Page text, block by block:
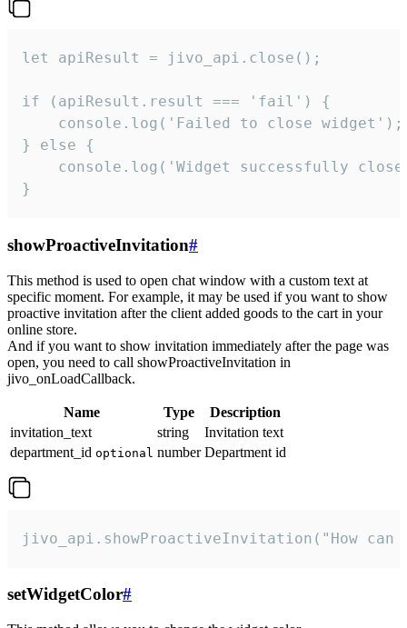
let apiResult = jivo_api.close();
if (apiResult.result === 'fail') {
    console.log('Failed to close widget');
} else {
console.log('Widget successfully
}
showProactiveInvitation#
This method is used to open chat window with a custom text at
specific moment. For example, it may be used if you want to show
proactive invitation after the client added goods to the cart in your
online store.
And if you want to show invitation immediately after the page was
open, you need to call showProactiveInvitation in
jivo_onLoadCallback.
Name Type
Description
invitation_text
string
Invitation text
department_id optional number Department id
jivo_api.showProactiveInvitation("How
setWidgetColor#